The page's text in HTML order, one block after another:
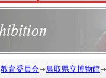
教育委員会 鳥取県立博物館